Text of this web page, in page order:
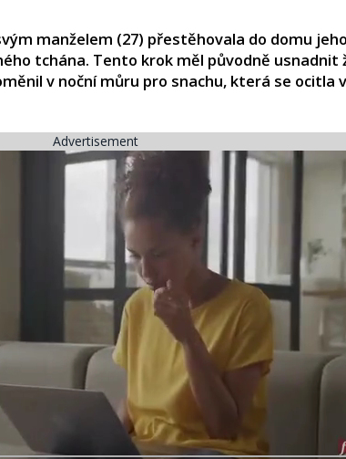
manželem (27) přestěhovala do domu
tchána. Tento krok měl původně usnadnit
v noční můru pro snachu, která se ocitla
Advertisement